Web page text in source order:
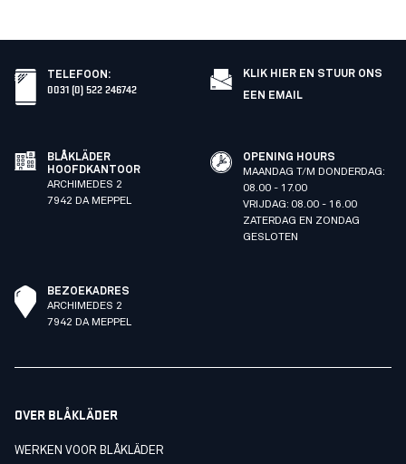
TELEFOON :
0031 (0) 522 246742
KLIK HIER EN STUUR ONS
EEN EMAIL
BLÅKLÄDER
HOOFDKANTOOR
ARCHIMEDES 2
7942 DA MEPPEL
OPENING HOURS
MAANDAG T/M DONDERDAG:
08.00 - 17.00
VRIJDAG: 08.00 - 16.00
ZATERDAG EN ZONDAG
GESLOTEN
BEZOEKADRES
ARCHIMEDES 2
7942 DA MEPPEL
OVER BLÅKLÄDER
WERKEN VOOR BLÅKLÄDER